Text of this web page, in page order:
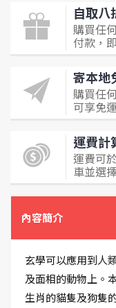
自取八
購買任
付款，
寄本地
購買任
可享免
運費計
運費可
車並選
內容簡介
玄學可以應用到人
及面相的動物上。
生肖的貓隻及狗隻